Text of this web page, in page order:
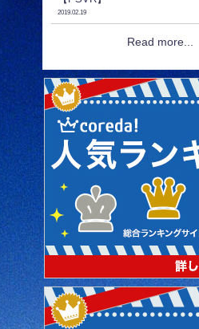
2019.02.19
Read more...